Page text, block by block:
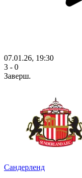
07.01.26, 19:30
3 - 0
Заверш.
Сандерленд